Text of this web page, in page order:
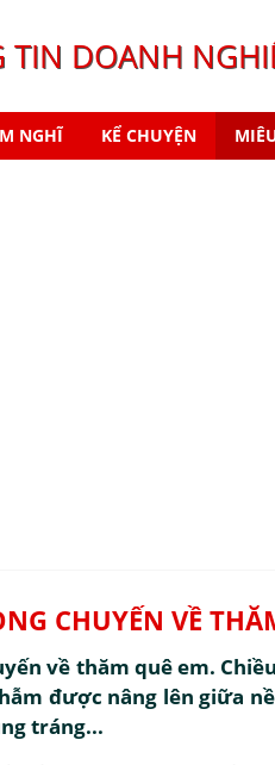
TIN DOANH
NGHĨ KỂ CHUYỆN
CHUYẾN VỀ
về thăm quê em.
được nâng lên giữa
tráng...